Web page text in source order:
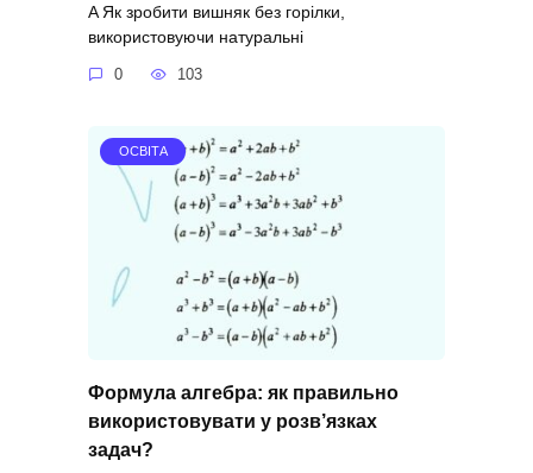
A Як зробити вишняк без горілки,
використовуючи натуральні
0 103
ОСВІТА
Формула алгебра: як правильно
використовувати у розв’язках
задач?